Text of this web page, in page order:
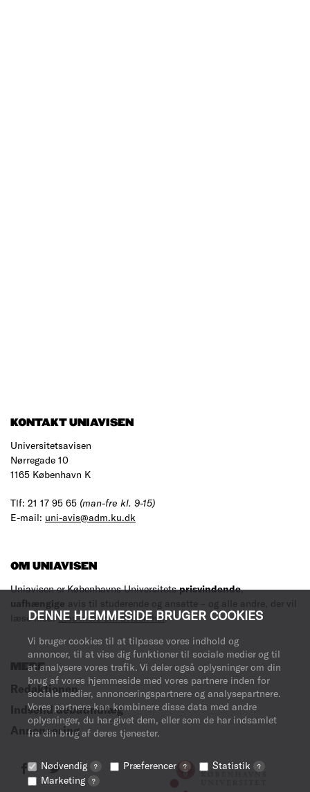
DENNE HJEMMESIDE BRUGER COOKIES
Vi bruger cookies til at tilpasse vores indhold og
annoncer, til at vise dig funktioner til sociale medier og til
at analysere vores trafik. Vi deler også oplysninger om din
brug af vores hjemmeside med vores partnere inden for
sociale medier, annonceringspartnere og analysepartnere.
Vores partnere kan kombinere disse data med andre
oplysninger, du har givet dem, eller som de har indsamlet
fra din brug af deres tjenester.
Nødvendig ? Præferencer ? Statistik ?
Marketing ?
KONTAKT UNIAVISEN
Universitetsavisen
Nørregade 10
1165 København K
Tlf: 21 17 95 65 (man-fre kl. 9-15)
E-mail: uni-avis@adm.ku.dk
OM UNIAVISEN
Uniavisen er Københavns Universitetsprisvindende,
uafhængige avis til studerende og ansatte – og alle andre, der vil
læse med.Læs mere om avisen her.
MERE
Redaktionen
Indsend debatindlæg
Annoncering